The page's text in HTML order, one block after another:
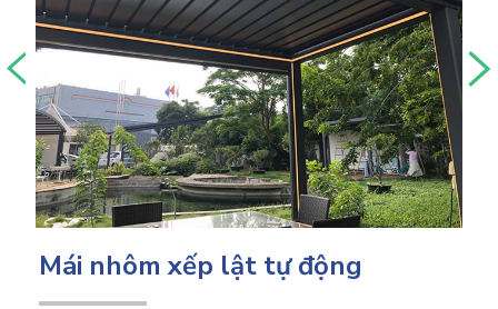
Mái nhôm xếp lật tự động